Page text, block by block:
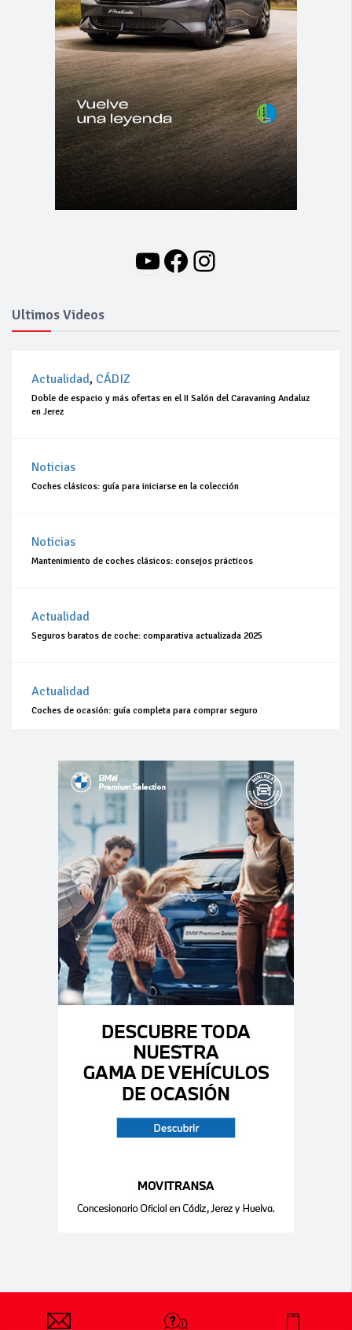
YouTube
Facebook
Instagram
Ultimos Videos
Actualidad, CÁDIZ
Doble de espacio y más ofertas en el II Salón del Caravaning Andaluz
en Jerez
Noticias
Coches clásicos: guía para iniciarse en la colección
Noticias
Mantenimiento de coches clásicos: consejos prácticos
Actualidad
Seguros baratos de coche: comparativa actualizada 2025
Actualidad
Coches de ocasión: guía completa para comprar seguro